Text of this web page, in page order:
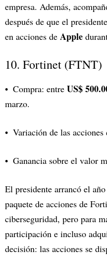
empresa. Además,
después de que el
en acciones de Apple
10. Fortinet (FTNT)
Compra: entre US$
marzo.
Variación de las acciones
Ganancia sobre el valor
El presidente arrancó el
paquete de acciones de
ciberseguridad, pero para
participación e incluso
decisión: las acciones se